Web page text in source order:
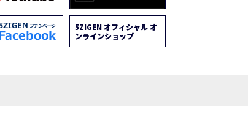
5ZIGEN オフィシャル オ
ンラインショップ